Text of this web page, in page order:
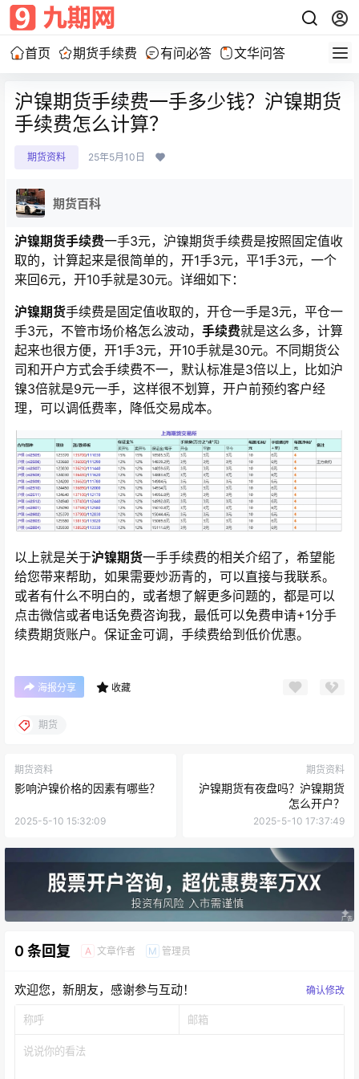
首页 期货手续费 有问必答 文华问答
沪镍期货手续费一手多少钱？沪镍期货
手续费怎么计算？
期货资料 25年5月10日
期货百科
沪镍期货手续费一手3元，沪镍期货手续费是按照固定值收
取的，计算起来是很简单的，开1手3元，平1手3元，一个
来回6元，开10手就是30元。详细如下：
沪镍期货手续费是固定值收取的，开仓一手是3元，平仓一
手3元，不管市场价格怎么波动， 手续费就是这么多，计算
起来也很方便，开1手3元，开10手就是30元。不同期货公
司和开户方式会手续费不一，默认标准是3倍以上，比如沪
镍3倍就是9元一手，这样很不划算，开户前预约客户经
理，可以调低费率，降低交易成本。
以上就是关于沪镍期货一手手续费的相关介绍了，希望能
给您带来帮助，如果需要炒沥青的，可以直接与我联系。
或者有什么不明白的，或者想了解更多问题的，都是可以
点击微信或者电话免费咨询我，最低可以免费申请+1分手
续费期货账户。保证金可调，手续费给到低价优惠。
海报分享 收藏
期货
期货资料
影响沪镍价格的因素有哪些？
2025-5-10 15:32:09
期货资料
沪镍期货有夜盘吗？沪镍期货
怎么开户？
2025-5-10 17:37:49
0 条回复 A 文章作者 M 管理员
欢迎您，新朋友，感谢参与互动！ 确认修改